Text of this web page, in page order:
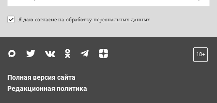
Я даю согласие на обработку персональных данных
18+
Полная версия сайта
Редакционная политика